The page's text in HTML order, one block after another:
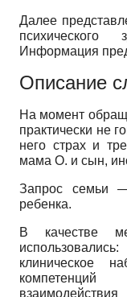
Далее
Информация
Описание
На момент
практически не
него страх и
мама О. и сын,
Запрос семьи
ребенка.
В качестве
клиническое